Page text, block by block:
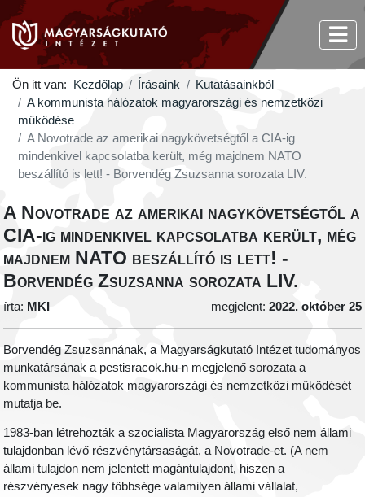
Ön itt van: Kezdőlap Írásaink
Kutatásainkból
A kommunista hálózatok magyarországi és nemzetközi
működése
A Novotrade az amerikai nagykövetségtől a CIA-ig
mindenkivel kapcsolatba került, még majdnem NATO
beszállító is lett! - Borvendég Zsuzsanna sorozata LIV.
A Novotrade az amerikai nagykövetségtől a
CIA-ig mindenkivel kapcsolatba került, még
majdnem NATO beszállító is lett! -
Borvendég Zsuzsanna sorozata LIV.
írta: MKI megjelent: 2022. október 25
Borvendég Zsuzsannának, a Magyarságkutató Intézet tudományos
munkatársának a pestisracok.hu-n megjelenő sorozata a
kommunista hálózatok magyarországi és nemzetközi működését
mutatja be.
1983-ban létrehozták a szocialista Magyarország első nem állami
tulajdonban lévő részvénytársaságát, a Novotrade-et. (A nem
állami tulajdon nem jelentett magántulajdont, hiszen a
részvényesek nagy többsége valamilyen állami vállalat,